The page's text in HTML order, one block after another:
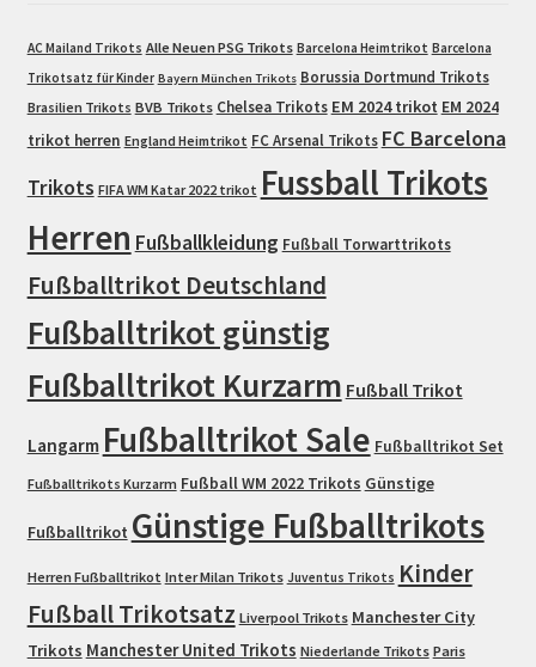
AC Mailand Trikots Alle Neuen PSG Trikots Barcelona Heimtrikot Barcelona
Trikotsatz für Kinder Bayern München Trikots Borussia Dortmund Trikots
Brasilien Trikots BVB Trikots Chelsea Trikots EM 2024 trikot EM 2024
trikot herren England Heimtrikot FC Arsenal Trikots FC Barcelona
Trikots FIFA WM Katar 2022 trikot Fussball Trikots
Herren Fußballkleidung Fußball Torwarttrikots
Fußballtrikot Deutschland
Fußballtrikot günstig
Fußballtrikot Kurzarm Fußball Trikot
Langarm Fußballtrikot Sale Fußballtrikot Set
Fußballtrikots Kurzarm Fußball WM 2022 Trikots Günstige
Fußballtrikot Günstige Fußballtrikots
Herren Fußballtrikot Inter Milan Trikots Juventus Trikots Kinder
Fußball Trikotsatz Liverpool Trikots Manchester City
Trikots Manchester United Trikots Niederlande Trikots Paris